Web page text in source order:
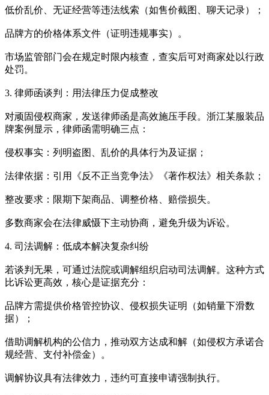
低价乱价、无证经营等违法线索（如售价截图、聊天记录）；
品牌方的价格体系文件（证明违规事实）。
市场监管部门会在规定时限内核查，查实后可对商家处以行政
处罚。
3. 律师函谈判：用法律压力促成整改
对顽固侵权商家，发送律师函是高效施压手段。浙江某服装品
牌案例显示，律师函需明确三点：
侵权事实：列明盗图、乱价的具体行为及证据；
法律依据：引用《反不正当竞争法》《著作权法》相关条款；
整改要求：限期下架商品、调整价格、赔偿损失。
多数商家会在法律威慑下主动协商，避免升级为诉讼。
4. 司法调解：低成本解决复杂纠纷
若谈判无果，可通过法院或调解组织启动司法调解。这种方式
比诉讼更高效，核心是证据充分：
品牌方需提供价格管控协议、侵权损失证明（如销量下滑数
据）；
借助调解机构的公信力，推动双方达成和解（如侵权方承诺合
规经营、支付补偿金）。
调解协议具有法律效力，违约可直接申请强制执行。